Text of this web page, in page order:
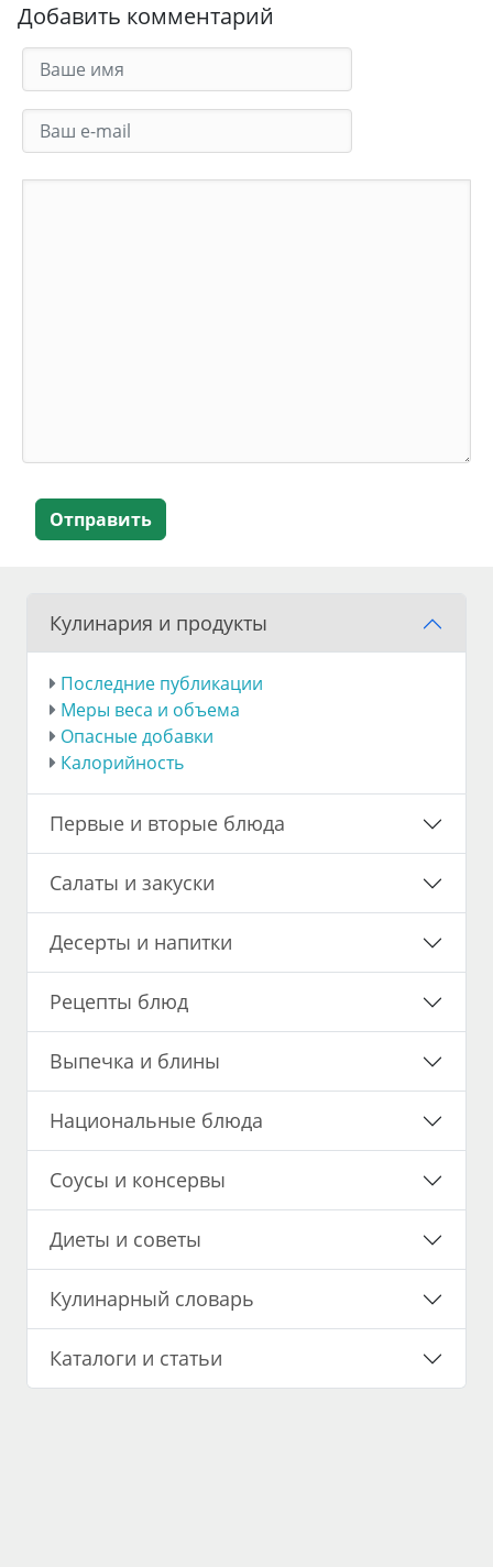
Добавить комментарий
Отправить
Кулинария и продукты
Последние публикации
Меры веса и объема
Опасные добавки
Калорийность
Первые и вторые блюда
Салаты и закуски
Десерты и напитки
Рецепты блюд
Выпечка и блины
Национальные блюда
Соусы и консервы
Диеты и советы
Кулинарный словарь
Каталоги и статьи